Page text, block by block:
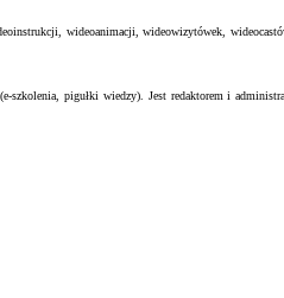
wideoanimacji, wideowizytówek,
pigułki wiedzy). Jest redaktorem i